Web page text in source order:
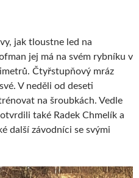
jak tloustne led na
jej má na svém rybníku v
Čtyřstupňový mráz
V neděli od deseti
na šroubkách. Vedle
také Radek Chmelík a
další závodníci se svými